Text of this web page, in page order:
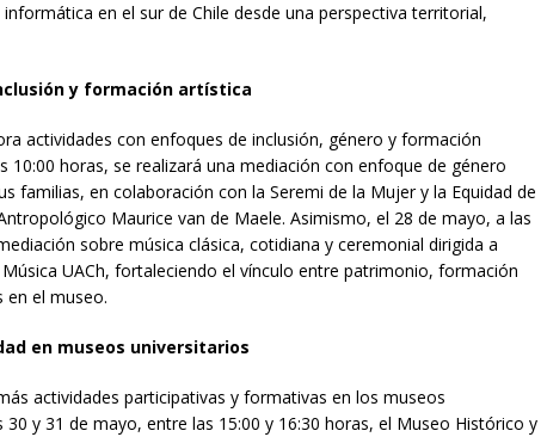
en el sur de Chile desde una perspectiva territorial,
y formación artística
actividades con enfoques de inclusión, género y formación
10:00 horas, se realizará una mediación con enfoque de género
familias, en colaboración con la Seremi de la Mujer y la Equidad de
Maurice van de Maele. Asimismo, el 28 de mayo, a las
sobre música clásica, cotidiana y ceremonial dirigida a
UACh, fortaleciendo el vínculo entre patrimonio, formación
en el museo.
en museos universitarios
actividades participativas y formativas en los museos
30 y 31 de mayo, entre las 15:00 y 16:30 horas, el Museo Histórico y